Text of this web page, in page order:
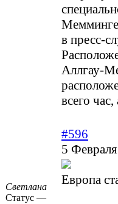
в пресс-
Аллгау-
всего
Светлана
Статус —
#596
5
Европа